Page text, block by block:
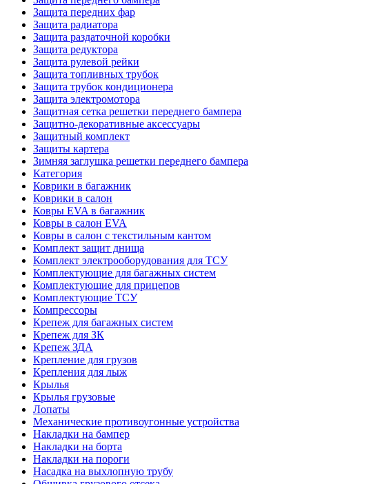
Защита передних фар
Защита радиатора
Защита раздаточной коробки
Защита редуктора
Защита рулевой рейки
Защита топливных трубок
Защита трубок кондиционера
Защита электромотора
Защитная сетка решетки переднего бампера
Защитно-декоративные аксессуары
Защитный комплект
Защиты картера
Зимняя заглушка решетки переднего бампера
Категория
Коврики в багажник
Коврики в салон
Ковры EVA в багажник
Ковры в салон EVA
Ковры в салон с текстильным кантом
Комплект защит днища
Комплект электрооборудования для ТСУ
Комплектующие для багажных систем
Комплектующие для прицепов
Комплектующие ТСУ
Компрессоры
Крепеж для багажных систем
Крепеж для ЗК
Крепеж ЗДА
Крепление для грузов
Крепления для лыж
Крылья
Крылья грузовые
Лопаты
Механические противоугонные устройства
Накладки на бампер
Накладки на борта
Накладки на пороги
Насадка на выхлопную трубу